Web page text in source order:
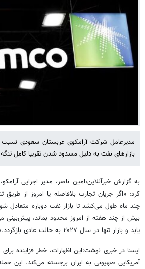
مدیرعامل شرکت آرامکوی عربستان سعودی نسبت
بازارهای نفت به دلیل مسدود شدن تقریبا کامل
به گزارش خبرآنلاین،امین ناصر، مدیر اجرایی
کرد: «اگر جریان تجارت بلافاصله یا امروز از
چند ماه طول می‌کشد تا بازار نفت دوباره متعادل
بیش از چند هفته از امروز محدود بماند، پیش‌بینی
یابد و بازار تنها در سال ۲۰۲۷ به حالت عادی بازگردد.»
ایسنا در خبری نوشت:این اظهارات، خطر فزاینده برای
آمریکایی صهیونی به ایران برجسته می‌کند. این